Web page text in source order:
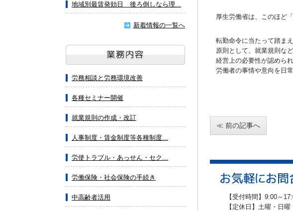
厚生労働省は、このほど
転勤命令に当たって踏ま
原則として、就業規則な
経営上の必要性が認めら
労働者の事情や意向を日
前の記事へ
【受付時間】9:00～
【定休日】土曜・日曜
地域別最賃発効日 後ろ倒しなら理...
新着情報の一覧へ
労務相談と労務環境改善
各種セミナー開催
就業規則の作成・改訂
人事制度・賃金制度等各種制度...
労使トラブル・あっせん・セク...
労働保険・社会保険の手続き
中高齢者活用